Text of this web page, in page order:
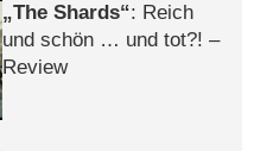
The Shards : Reich
und schön … und tot?! –
Review